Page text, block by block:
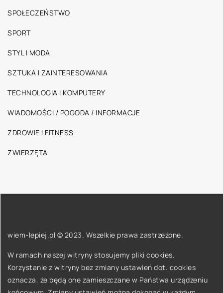
SPOŁECZEŃSTWO
SPORT
STYL I MODA
SZTUKA I ZAINTERESOWANIA
TECHNOLOGIA I KOMPUTERY
WIADOMOŚCI / POGODA / INFORMACJE
ZDROWIE I FITNESS
ZWIERZĘTA
wiem-lepiej.pl © 2023. Wszelkie prawa zastrzeżone.
W ramach naszej witryny stosujemy pliki cookies.
Korzystanie z witryny bez zmiany ustawień dot. cookies
oznacza, że będą one zamieszczane w Państwa urządzeniu